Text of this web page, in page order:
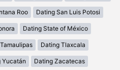
Roo Dating San Luis Potosi
Dating State of México
Dating Tlaxcala
Yucatán Dating Zacatecas